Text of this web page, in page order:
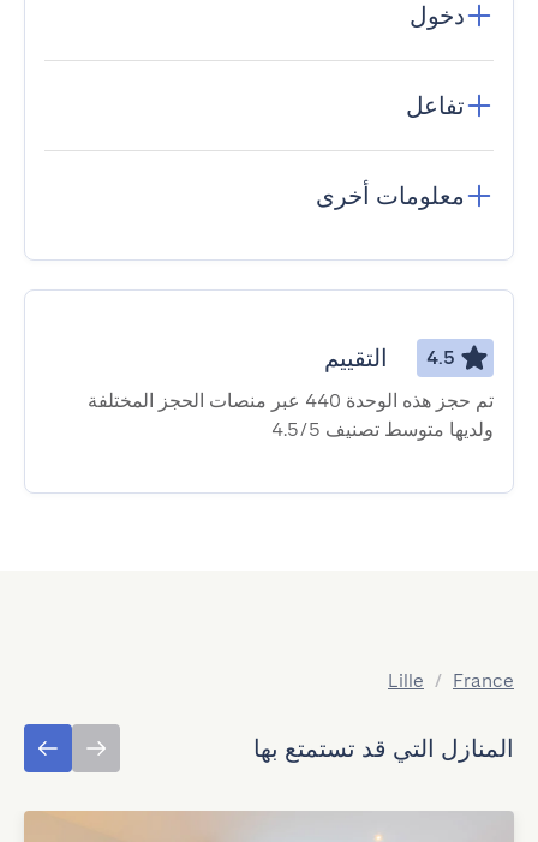
دخول
تفاعل
معلومات أخرى
4.5 التقييم
تم حجز هذه الوحدة 440 عبر منصات الحجز المختلفة
ولديها متوسط ​​تصنيف 4.5/5
France
/
Lille
المنازل التي قد تستمتع بها